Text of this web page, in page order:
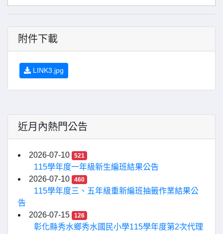
附件下載
LINK3.jpg
近月內熱門公告
2026-07-10 521
115學年度一年級新生編班結果公告
2026-07-10
460
115學年度三、五年級重新編班抽籤作業結果公
告
2026-07-15
126
彰化縣秀水鄉秀水國民小學115學年度第2次代理